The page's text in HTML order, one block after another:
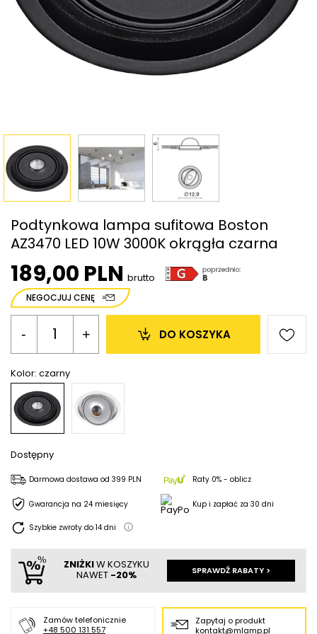
Podtynkowa lampa sufitowa Boston
AZ3470 LED 10W 3000K okrągła czarna
189,00 PLN brutto
NEGOCJUJ CENĘ
Kolor: czarny
- + DO KOSZYKA
Dostępny
Darmowa dostawa od 399 PLN Raty 0% - oblicz
Gwarancja na 24 miesięcy Kup i zapłać za 30 dni
Szybkie zwroty do 14 dni
ZNIŻKIW KOSZYKU
NAWET -20% SPRAWDŹ RABATY >
Zamów telefonicznie
+48 500 131 557
Zapytaj o produkt
kontakt@mlamp.pl